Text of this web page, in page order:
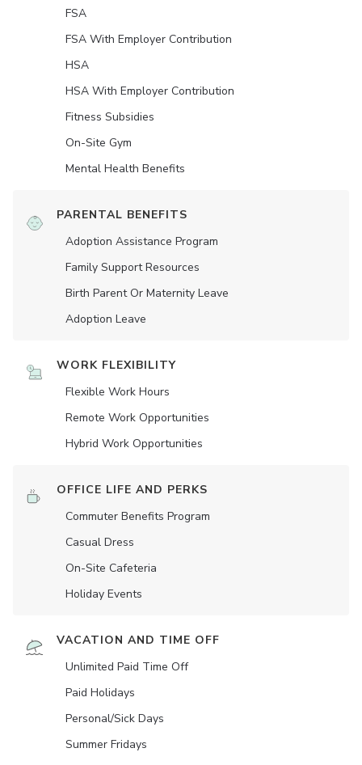
FSA
FSA With Employer Contribution
HSA
HSA With Employer Contribution
Fitness Subsidies
On-Site Gym
Mental Health Benefits
PARENTAL BENEFITS
Adoption Assistance Program
Family Support Resources
Birth Parent Or Maternity Leave
Adoption Leave
WORK FLEXIBILITY
Flexible Work Hours
Remote Work Opportunities
Hybrid Work Opportunities
OFFICE LIFE AND PERKS
Commuter Benefits Program
Casual Dress
On-Site Cafeteria
Holiday Events
VACATION AND TIME OFF
Unlimited Paid Time Off
Paid Holidays
Personal/Sick Days
Summer Fridays